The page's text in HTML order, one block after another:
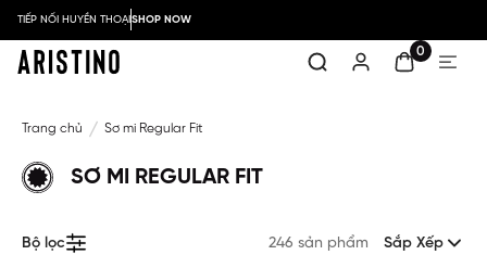
TIẾP NỐI HUYỀN THOẠISHOP NOW
0
Trang chủ Sơ mi Regular Fit
SƠ MI REGULAR FIT
Bộ lọc 246 sản phẩm Sắp Xếp